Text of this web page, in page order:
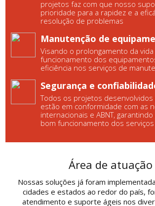
projetos faz com que nosso
prioridade para a rapidez e a
resolução de problemas
Manutenção de
Visando o prolongamento da
funcionamento dos
eficiência nos serviços de
Segurança e
Todos os projetos desenvolvidos
estão em conformidade com as
internacionais e ABNT,
bom funcionamento dos serviços
Área de atuação
Nossas soluções já foram
cidades e estados ao redor do país,
atendimento e suporte ágeis nos